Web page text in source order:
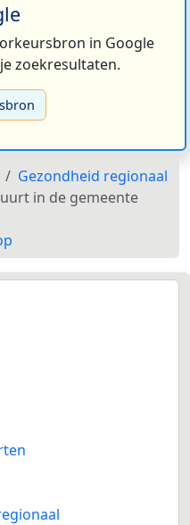
in Google
zoekresultaten.
Gezondheid regionaal
in de gemeente